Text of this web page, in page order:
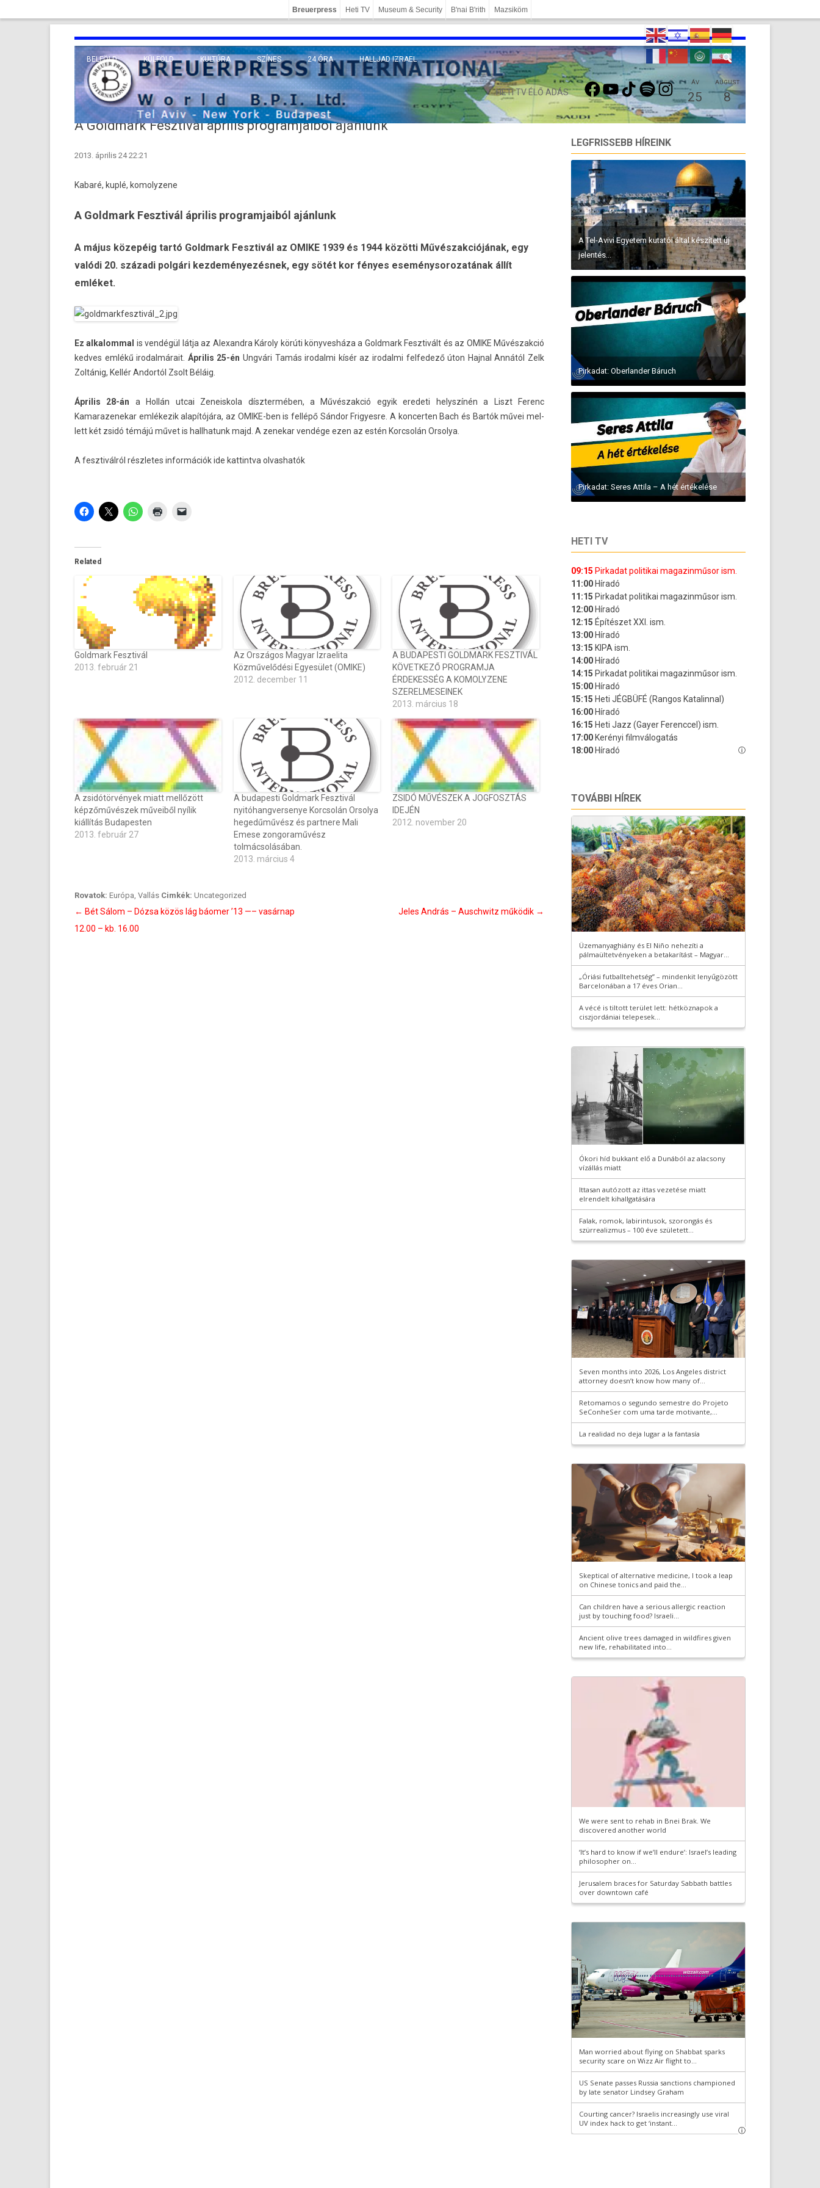
Breuerpress Heti TV Museum & Security B'nai B'rith Mazsiköm
BELFÖLD KÜLFÖLD
EURÓPA
KÖZEL-KELET
TÁVOL-KELET
TENGERENTÚL
KULTÚRA
TUDOMÁNY
VALLÁS
SZÍNES 24 ÓRA HALLJAD IZRAEL
HETI TV ÉLŐ ADÁS
FACEBOOKYOUTUBETIKTOKSPOTIFYINSTAGRAMÁV
25
AUGUST
8
A Goldmark Fesztivál április programjaiból ajánlunk
2013. április 24 22:21
Kabaré, kuplé, komolyzene
A Goldmark Fesztivál április programjaiból ajánlunk
A május közepéig tartó Goldmark Fesztivál az OMIKE 1939 és 1944 közötti Művészakciójának, egy
valódi 20. századi polgári kezdeményezésnek, egy sötét kor fényes eseménysorozatának állít
emléket.
Ez al­kalomm­al is vendégül látja az Al­exandra Károly körúti könyves­háza a Goldmark Fesztivált és az OMIKE Művés­zakció
ked­ves emlékű ir­odal­márait. Április 25-én Ungvári Tamás ir­odal­mi kísér az ir­odal­mi fel­fedező úton Hajn­al Annától Zelk
Zoltánig, Kellér An­dor­tól Zsolt Béláig.
Április 28-án a Hollán utcai Zeneis­kola díszter­méb­en, a Művés­zakció egyik eredeti helys­zínén a Liszt Ferenc
Kamarazenekar emlékezik alapítójára, az OMIKE-ben is fellépő Sándor Frigyes­re. A kon­cert­en Bach és Bartók művei mel­
lett két zsidó témájú művet is hallhatunk majd. A zenekar vendége ezen az estén Korcsolán Or­solya.
A fesztivál­ról részletes in­for­mációkide kat­tintva ol­vashatók
Related
Goldmark Fesztivál
2013. február 21
Az Országos Magyar Izraelita
Közművelődési Egyesület (OMIKE)
2012. december 11
A BUDAPESTI GOLDMARK FESZTIVÁL
KÖVETKEZŐ PROGRAMJA
ÉRDEKESSÉG A KOMOLYZENE
SZERELMESEINEK
2013. március 18
A zsidótörvények miatt mellőzött
képzőművészek műveiből nyílik
kiállítás Budapesten
2013. február 27
A budapesti Goldmark Fesztivál
nyitóhangversenye Korcsolán Orsolya
hegedűművész és partnere Mali
Emese zongoraművész
tolmácsolásában.
2013. március 4
ZSIDÓ MŰVÉSZEK A JOGFOSZTÁS
IDEJÉN
2012. november 20
Rovatok: Európa, Vallás Cimkék: Uncategorized
Bejegyzés
navigáció
← Bét Sálom – Dózsa közös lág báomer ’13 —– vasárnap
12.00 – kb. 16.00
Jeles András – Auschwitz működik →
LEGFRISSEBB HÍREINK
A Tel-Avivi Egyetem kutatói által készített új
jelentés...
Pirkadat: Oberlander Báruch
Pirkadat: Seres Attila – A hét értékelése
HETI TV
TOVÁBBI HÍREK